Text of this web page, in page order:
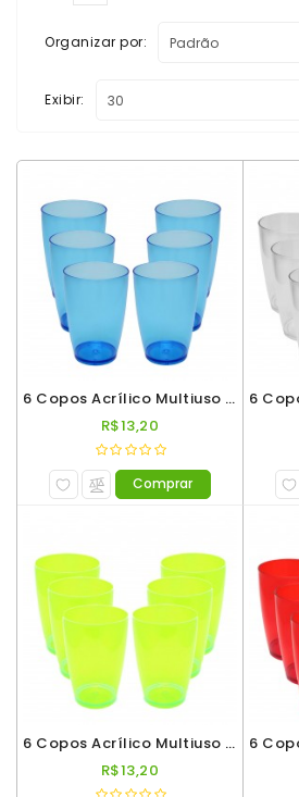
Long
Drink
Multiuso
Copos
Twister
Presentes
Taças
De
Espumante
Taças
De
Taças
De
Vinho
Organizar por:
Exibir:
6 Copos Acrílico Multiuso Roder 330ml Azul Neon
R$13,20
Comprar
6 Copos Acrílico Multiuso Roder 330ml Verde Neon
R$13,20